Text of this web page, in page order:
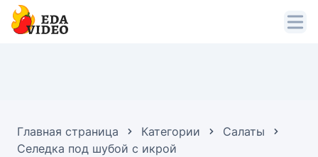
Главная страница Категории
Салаты
Селедка под шубой с икрой